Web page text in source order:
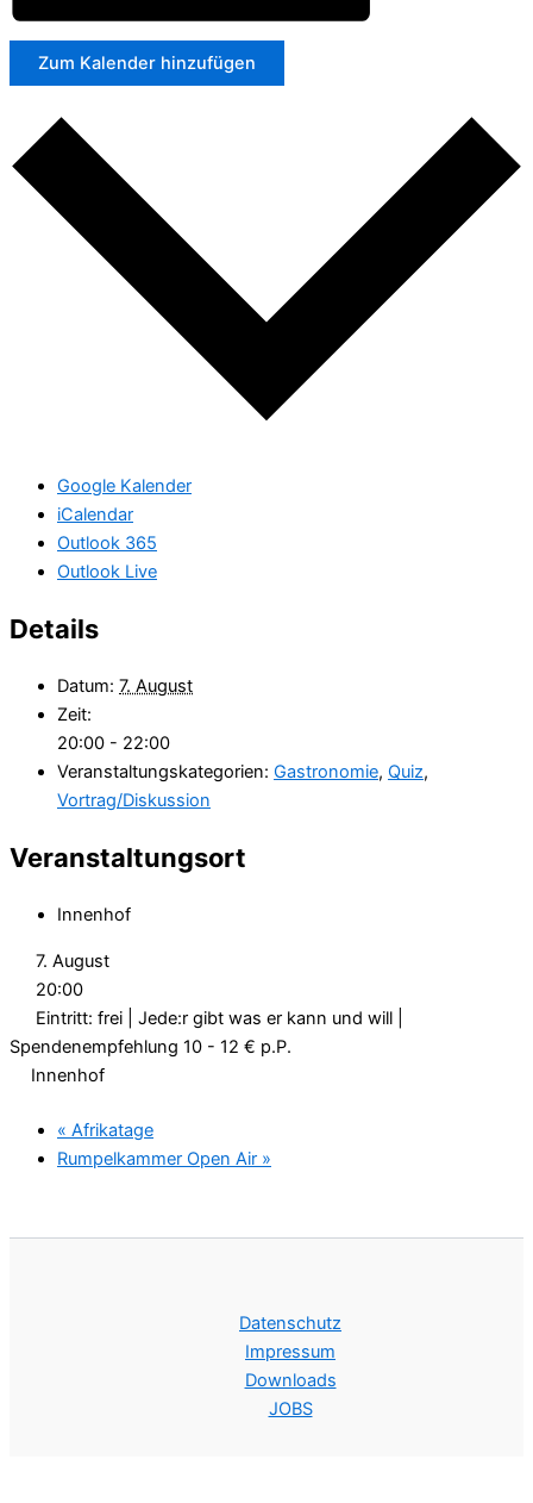
Zum Kalender hinzufügen
Google Kalender
iCalendar
Outlook 365
Outlook Live
Details
Datum: 7. August
Zeit:
20:00 - 22:00
Veranstaltungskategorien: Gastronomie, Quiz,
Vortrag/Diskussion
Veranstaltungsort
Innenhof
7. August
20:00
Eintritt: frei | Jede:r gibt was er kann und will |
Spendenempfehlung 10 - 12 € p.P.
Innenhof
« Afrikatage
Rumpelkammer Open Air »
Datenschutz
Impressum
Downloads
JOBS